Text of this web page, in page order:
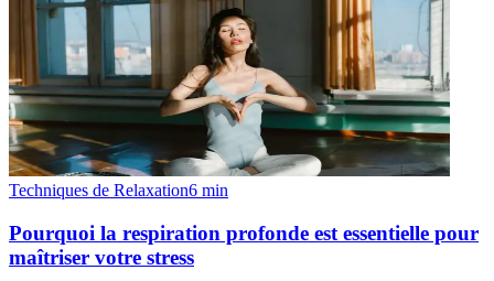
Techniques de Relaxation6 min
Pourquoi la respiration profonde est essentielle pour
maîtriser votre stress